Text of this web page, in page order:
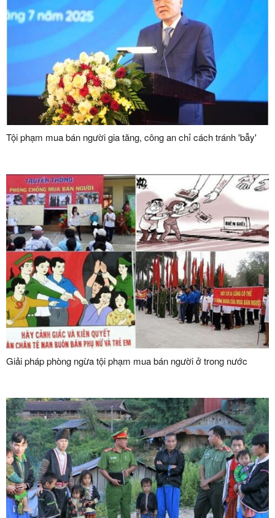
Tội phạm mua bán người gia tăng, công an chỉ cách tránh 'bẫy'
Giải pháp phòng ngừa tội phạm mua bán người ở trong nước